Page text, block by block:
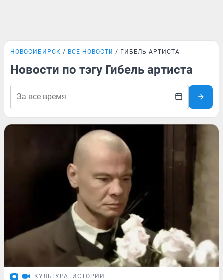
НОВОСИБИРСК ВСЕ НОВОСТИ ГИБЕЛЬ АРТИСТА
Новости по тэгу Гибель артиста
КУЛЬТУРА ИСТОРИИ